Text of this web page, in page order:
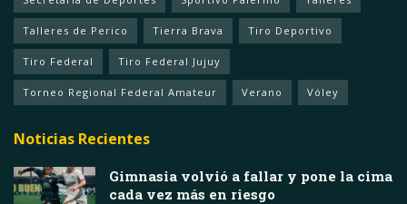
Talleres de Perico Tierra Brava Tiro Deportivo
Tiro Federal Tiro Federal Jujuy
Torneo Regional Federal Amateur Verano Vóley
Noticias Recientes
Gimnasia volvió a fallar y pone la cima
cada vez más en riesgo